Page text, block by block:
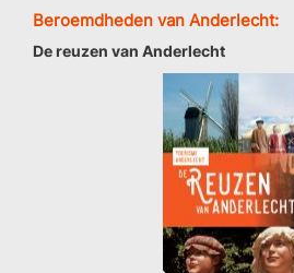
Beroemdheden van Anderlecht:
De reuzen van Anderlecht